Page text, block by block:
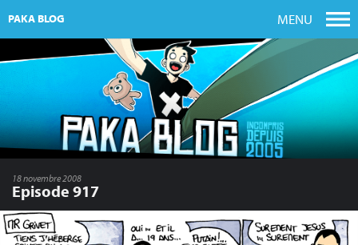
PAKA BLOG MENU
18 novembre 2008
Episode 917